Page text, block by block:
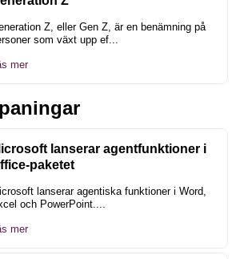
Z, eller Gen Z, är en benämning på
som växt upp ef...
mer
lanserar agentfunktioner i
paketet
lanserar agentiska funktioner i Word,
och PowerPoint....
mer